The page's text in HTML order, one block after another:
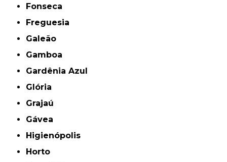
Fonseca
Freguesia
Galeão
Gamboa
Gardênia Azul
Glória
Grajaú
Gávea
Higienópolis
Horto